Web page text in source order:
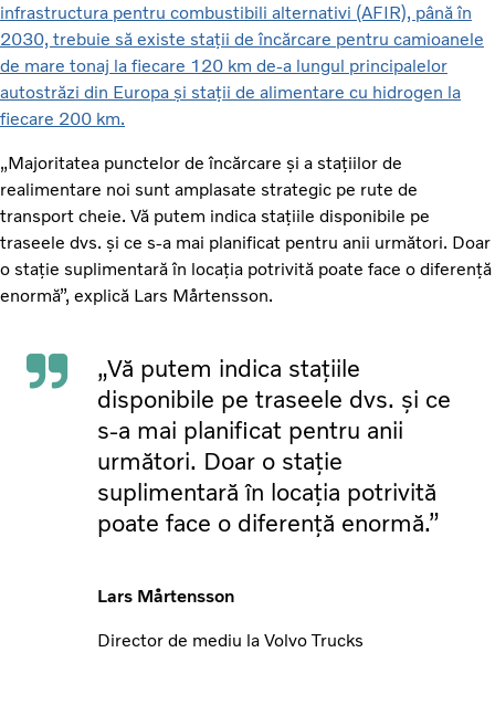
infrastructura pentru combustibili alternativi (AFIR), până în
2030, trebuie să existe stații de încărcare pentru camioanele
de mare tonaj la fiecare 120 km de-a lungul principalelor
autostrăzi din Europa și stații de alimentare cu hidrogen la
fiecare 200 km.
„Majoritatea punctelor de încărcare și a stațiilor de
realimentare noi sunt amplasate strategic pe rute de
transport cheie. Vă putem indica stațiile disponibile pe
traseele dvs. și ce s-a mai planificat pentru anii următori. Doar
o stație suplimentară în locația potrivită poate face o diferență
enormă”, explică Lars Mårtensson.
„Vă putem indica stațiile
disponibile pe traseele dvs. și ce
s-a mai planificat pentru anii
următori. Doar o stație
suplimentară în locația potrivită
poate face o diferență enormă.”
Lars Mårtensson
Director de mediu la Volvo Trucks